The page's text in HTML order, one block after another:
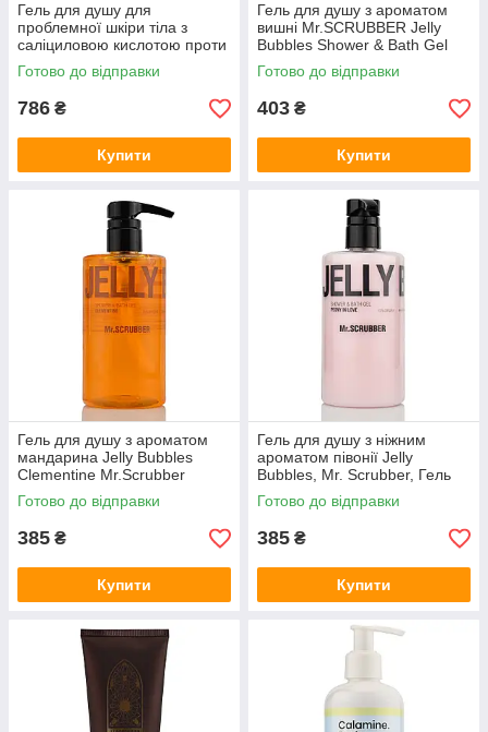
Гель для душу для
проблемної шкіри тіла з
саліциловою кислотою проти
висипань ACNELAB+
Spotbody™ Purifying body
Готово до відправки
786 ₴
Купити
Гель для душу з ароматом
вишні Mr.SCRUBBER Jelly
Bubbles Shower & Bath Gel
Cherry Bomb 300 ml
Готово до відправки
403 ₴
Купити
Гель для душу з ароматом
мандарина Jelly Bubbles
Clementine Mr.Scrubber
Готово до відправки
385 ₴
Купити
Гель для душу з ніжним
ароматом півонії Jelly
Bubbles, Mr. Scrubber, Гель
для душу, Peony In Love,
500мл
Готово до відправки
385 ₴
Купити